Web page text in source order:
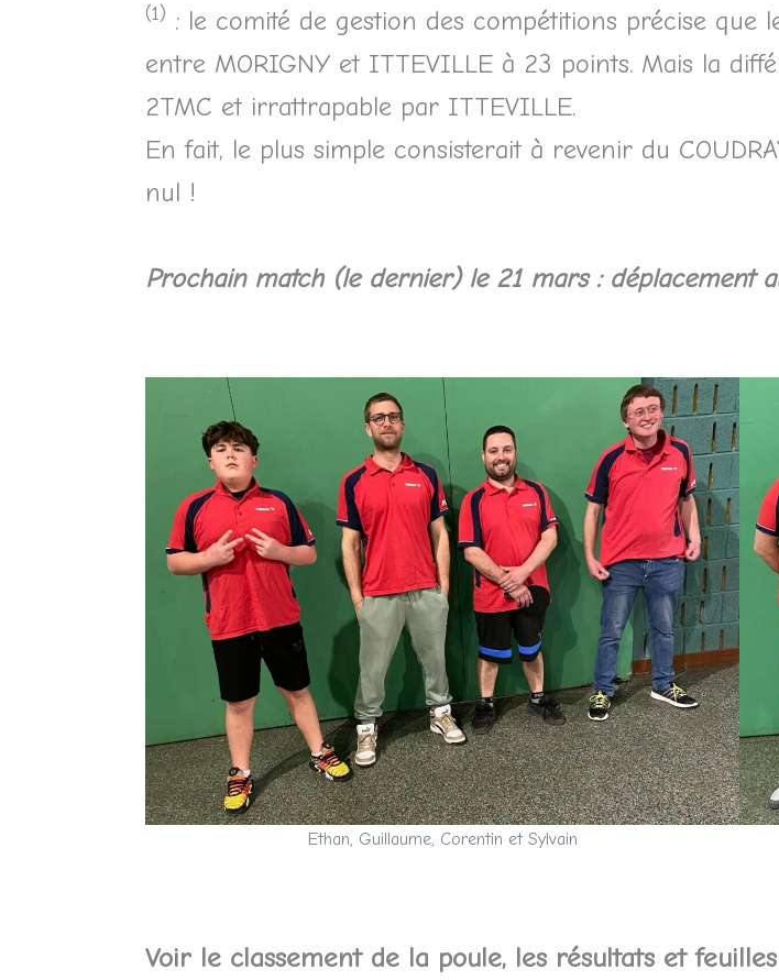
(1) : le comité de gestion des compétitions précise
entre MORIGNY et ITTEVILLE à 23 points. Mais la
2TMC et irrattrapable par ITTEVILLE.
En fait, le plus simple consisterait à revenir du
nul !
Prochain match (le dernier) le 21 mars : déplacement
Ethan, Guillaume, Corentin et Sylvain
Voir le classement de la poule, les résultats et